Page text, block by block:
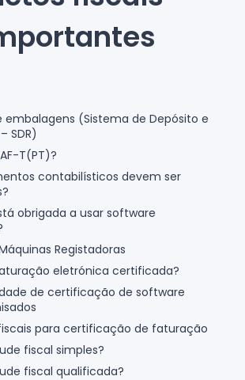
embalagens (Sistema de Depósito e
SDR)
T(PT)?
contabilísticos devem ser
obrigada a usar software
Registadoras
eletrónica certificada?
de certificação de software
para certificação de faturação
fiscal simples?
fiscal qualificada?